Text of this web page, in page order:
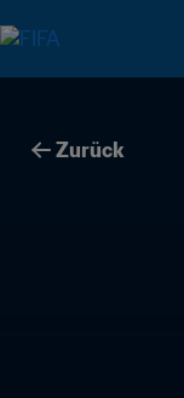
Zurück